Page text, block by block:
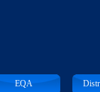
EQA